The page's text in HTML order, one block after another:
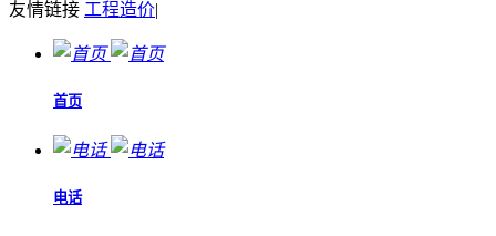
友情链接 工程造价|
首页
电话